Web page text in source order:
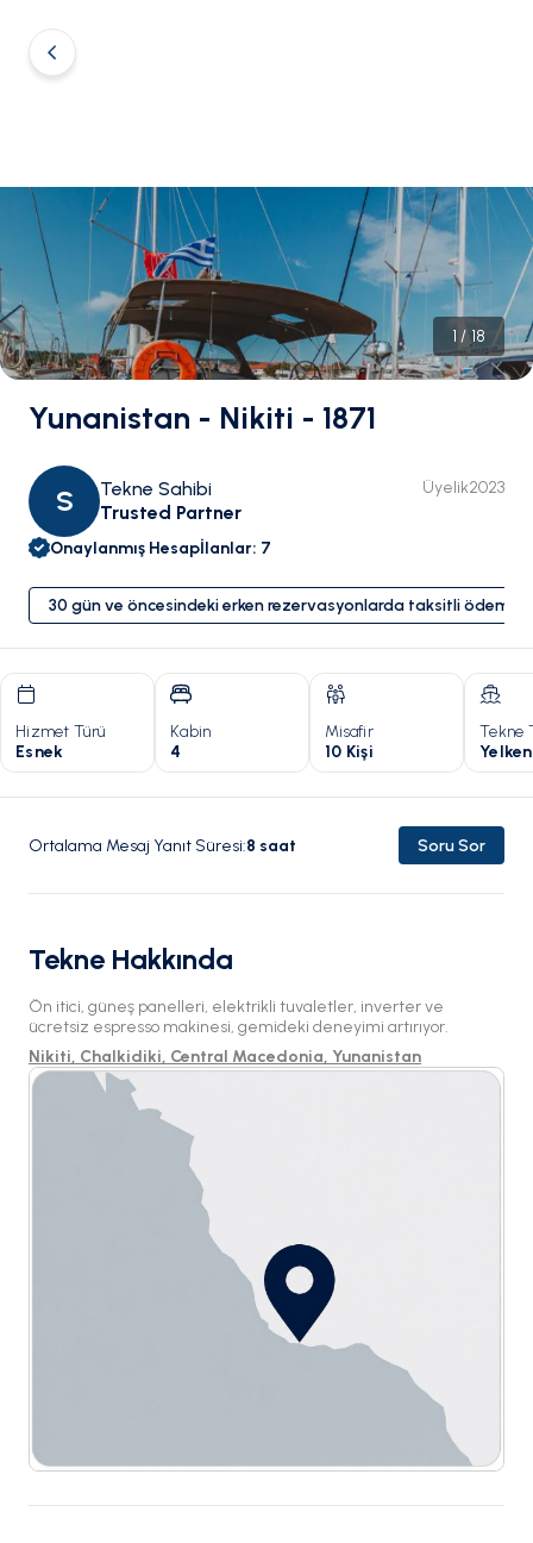
1 /18
Yunanistan - Nikiti - 1871
S
Tekne Sahibi
Trusted Partner
Üyelik2023
Onaylanmış Hesapİlanlar: 7
30 gün ve öncesindeki erken rezervasyonlarda taksitli ödeme
Hizmet Türü
Esnek
Kabin
4
Misafir
10 Kişi
Tekne
Ortalama Mesaj Yanıt Süresi:8 saat Soru Sor
Tekne Hakkında
Ön itici, güneş panelleri, elektrikli tuvaletler, inverter ve
ücretsiz espresso makinesi, gemideki deneyimi artırıyor.
Nikiti, Chalkidiki, Central Macedonia, Yunanistan